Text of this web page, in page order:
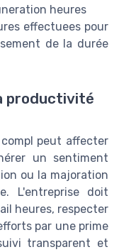
heures
effectuees pour
de la durée
productivité
peut affecter
un sentiment
ou la majoration
L'entreprise doit
heures, respecter
par une prime
transparent et